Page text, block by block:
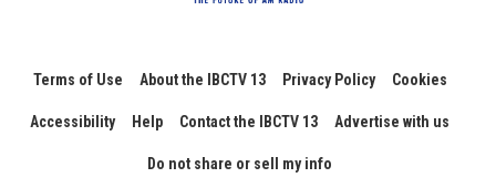
Terms of Use About the IBCTV 13 Privacy Policy Cookies
Accessibility Help Contact the IBCTV 13 Advertise with us
Do not share or sell my info